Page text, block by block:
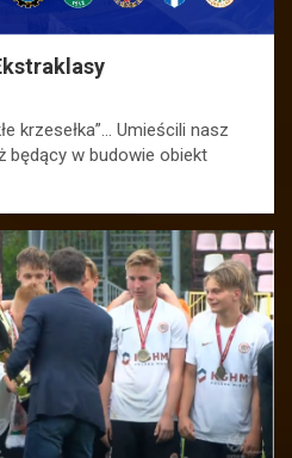
krzesełka”… Umieścili nasz
będący w budowie obiekt